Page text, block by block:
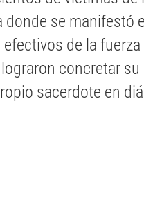
donde se manifestó
efectivos de la
concretar
sacerdote en